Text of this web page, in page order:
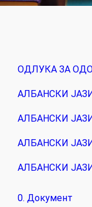
ОДЛУКА ЗА
АЛБАНСКИ
АЛБАНСКИ
АЛБАНСКИ
АЛБАНСКИ
0. Документ